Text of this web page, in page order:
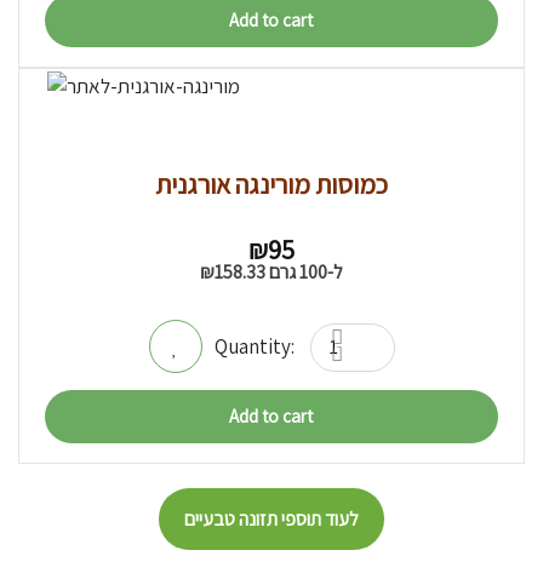
Add to cart
כמוסות מורינגה אורגנית
₪95
₪158.33 ל-100 גרם
Add to cart
לעוד תוספי תזונה טבעיים